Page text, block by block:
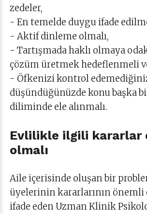
zedeler,
- En temelde duygu ifade
- Aktif dinleme olmalı,
- Tartışmada haklı olmaya
çözüm üretmek hedeflenmeli
- Öfkenizi kontrol
düşündüğünüzde konu başka
diliminde ele alınmalı.
Evlilikle ilgili kararlar
olmalı
Aile içerisinde oluşan bir
üyelerinin kararlarının önemli
ifade eden Uzman Klinik